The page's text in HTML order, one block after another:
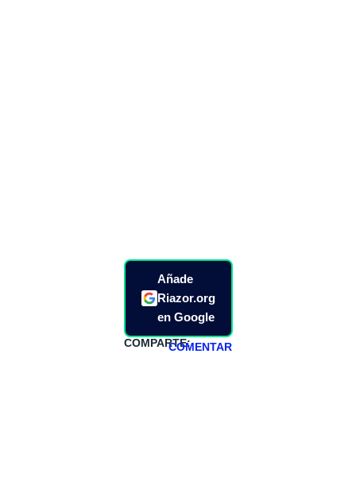
Añade
Riazor.org
en Google
COMPARTE:COMENTAR